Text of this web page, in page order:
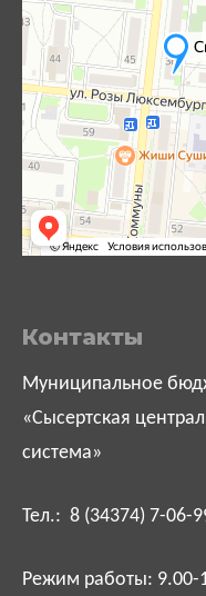
Контакты
Муниципальное
«Сысертская
система»
Тел.: 8 (34374) 7-06-
Режим работы: 9.00-